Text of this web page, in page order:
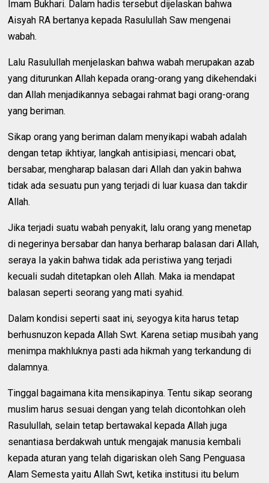
Imam Bukhari. Dalam hadis tersebut dijelaskan bahwa
Aisyah RA bertanya kepada Rasulullah Saw mengenai
wabah.
Lalu Rasulullah menjelaskan bahwa wabah merupakan azab
yang diturunkan Allah kepada orang-orang yang dikehendaki
dan Allah menjadikannya sebagai rahmat bagi orang-orang
yang beriman.
Sikap orang yang beriman dalam menyikapi wabah adalah
dengan tetap ikhtiyar, langkah antisipiasi, mencari obat,
bersabar, mengharap balasan dari Allah dan yakin bahwa
tidak ada sesuatu pun yang terjadi di luar kuasa dan takdir
Allah.
Jika terjadi suatu wabah penyakit, lalu orang yang menetap
di negerinya bersabar dan hanya berharap balasan dari Allah,
seraya Ia yakin bahwa tidak ada peristiwa yang terjadi
kecuali sudah ditetapkan oleh Allah. Maka ia mendapat
balasan seperti seorang yang mati syahid.
Dalam kondisi seperti saat ini, seyogya kita harus tetap
berhusnuzon kepada Allah Swt. Karena setiap musibah yang
menimpa makhluknya pasti ada hikmah yang terkandung di
dalamnya.
Tinggal bagaimana kita mensikapinya. Tentu sikap seorang
muslim harus sesuai dengan yang telah dicontohkan oleh
Rasulullah, selain tetap bertawakal kepada Allah juga
senantiasa berdakwah untuk mengajak manusia kembali
kepada aturan yang telah digariskan oleh Sang Penguasa
Alam Semesta yaitu Allah Swt, ketika institusi itu belum